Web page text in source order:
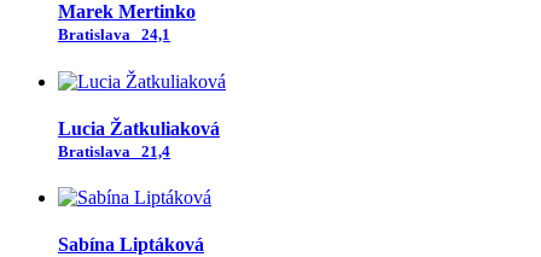
Marek Mertinko
Bratislava 24,1
Lucia Žatkuliaková
Bratislava 21,4
Sabína Liptáková